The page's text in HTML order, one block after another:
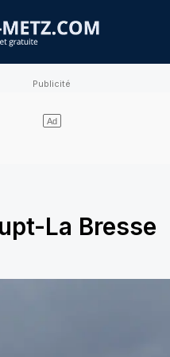
La Bresse